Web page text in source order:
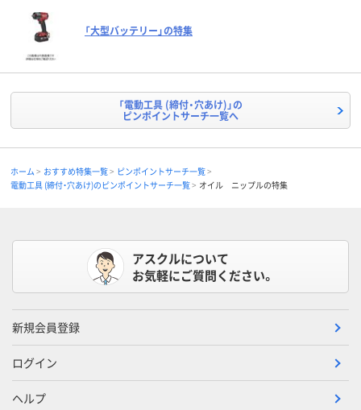
「大型バッテリー」の特集
「電動工具 (締付・穴あけ)」の
ピンポイントサーチ一覧へ
ホーム おすすめ特集一覧
ピンポイントサーチ一覧
電動工具 (締付・穴あけ)のピンポイントサーチ一覧
オイル ニップルの特集
アスクルについて
お気軽にご質問ください。
新規会員登録
ログイン
ヘルプ